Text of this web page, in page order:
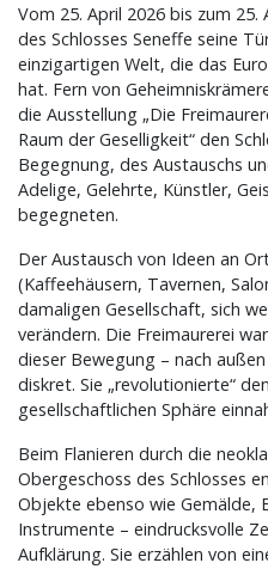
Vom 25. April 2026 bis zum
des Schlosses Seneffe seine
einzigartigen Welt, die das
hat. Fern von
die Ausstellung „Die
Raum der Geselligkeit“ den
Begegnung, des Austauschs
Adelige, Gelehrte, Künstler,
begegneten.
Der Austausch von Ideen an
(Kaffeehäusern, Tavernen,
damaligen Gesellschaft, sich
verändern. Die Freimaurerei
dieser Bewegung – nach
diskret. Sie „revolutionierte“
gesellschaftlichen Sphäre
Beim Flanieren durch die
Obergeschoss des Schlosses
Objekte ebenso wie Gemälde,
Instrumente – eindrucksvolle
Aufklärung. Sie erzählen von